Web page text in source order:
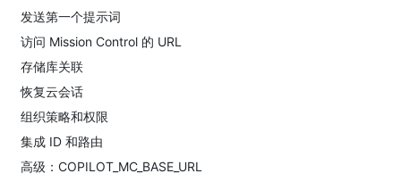
发送第一个提示词
访问 Mission Control 的 URL
存储库关联
恢复云会话
组织策略和权限
集成 ID 和路由
高级：COPILOT_MC_BASE_URL